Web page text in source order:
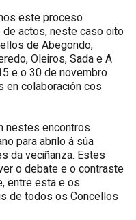
este proceso
de actos, neste caso oito
de Abegondo,
Oleiros, Sada e A
e o 30 de novembro
en colaboración cos
nestes encontros
para abrilo á súa
da veciñanza. Estes
o debate e o contraste
entre esta e os
de todos os Concellos